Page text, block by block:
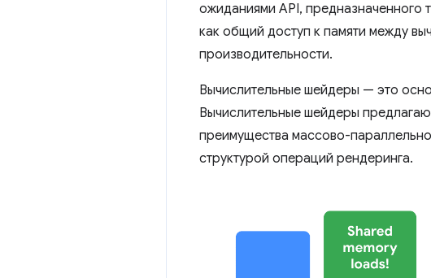
ожиданиями API, предназначенного
как общий доступ к памяти между
производительности.
Вычислительные шейдеры — это
Вычислительные шейдеры
преимущества массово-
структурой операций рендеринга.